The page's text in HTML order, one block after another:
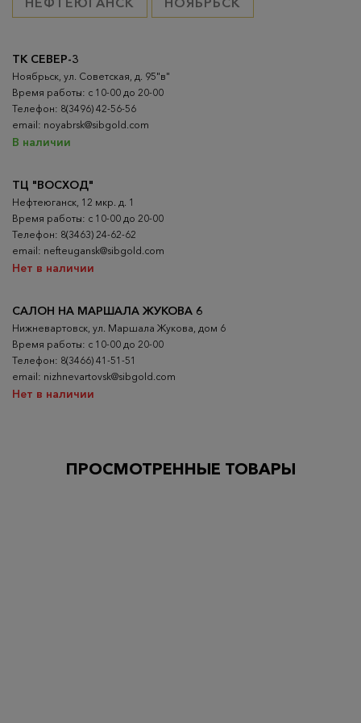
ТК СЕВЕР-3
Ноябрьск, ул. Советская, д. 95"в"
Время работы: с 10-00 до 20-00
Телефон: 8(3496) 42-56-56
email: noyabrsk@sibgold.com
В наличии
ТЦ "ВОСХОД"
Нефтеюганск, 12 мкр. д. 1
Время работы: с 10-00 до 20-00
Телефон: 8(3463) 24-62-62
email: nefteugansk@sibgold.com
Нет в наличии
САЛОН НА МАРШАЛА ЖУКОВА 6
Нижневартовск, ул. Маршала Жукова, дом 6
Время работы: с 10-00 до 20-00
Телефон: 8(3466) 41-51-51
email: nizhnevartovsk@sibgold.com
Нет в наличии
ПРОСМОТРЕННЫЕ ТОВАРЫ